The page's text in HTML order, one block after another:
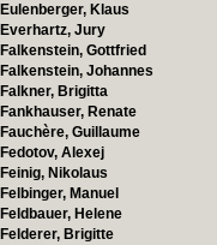
Eulenberger, Klaus
Everhartz, Jury
Falkenstein, Gottfried
Falkenstein, Johannes
Falkner, Brigitta
Fankhauser, Renate
Fauchère, Guillaume
Fedotov, Alexej
Feinig, Nikolaus
Felbinger, Manuel
Feldbauer, Helene
Felderer, Brigitte